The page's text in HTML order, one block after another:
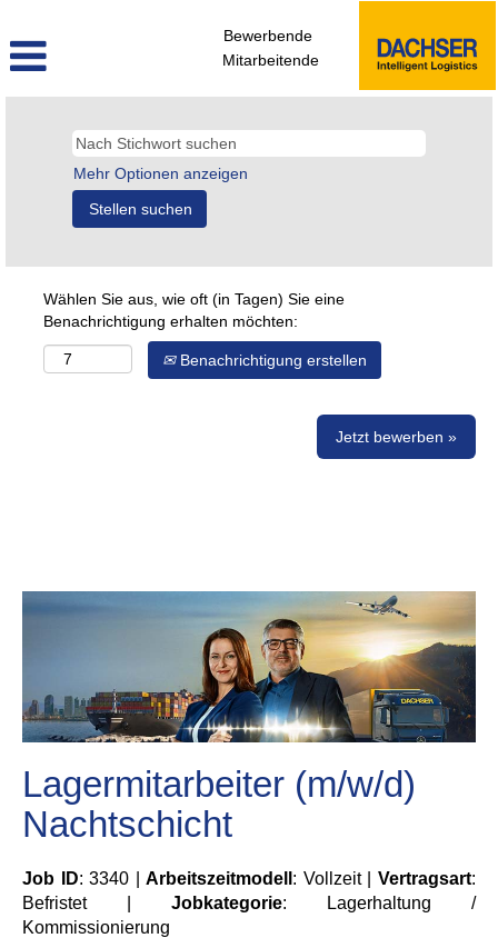
Bewerbende
Mitarbeitende
Mehr Optionen anzeigen
Wählen Sie aus, wie oft (in Tagen) Sie eine
Benachrichtigung erhalten möchten:
Benachrichtigung erstellen
Jetzt bewerben »
Lagermitarbeiter (m/w/d)
Nachtschicht
Job ID: 3340 |Arbeitszeitmodell : Vollzeit |Vertragsart:
Befristet | Jobkategorie: Lagerhaltung /
Kommissionierung